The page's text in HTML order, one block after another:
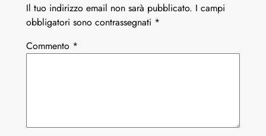
Il tuo indirizzo email non sarà pubblicato. I campi
obbligatori sono contrassegnati *
Commento *